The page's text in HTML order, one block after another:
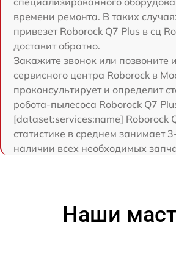
времени ремонта. В таких
привезет Roborock Q7 Plus в сц
доставит обратно.
Закажите звонок или позвоните
сервисного центра Roborock в
проконсультирует и определит
робота-пылесоса Roborock Q7
[dataset:services:name] Roborock
статистике в среднем занимает
наличии всех необходимых
Наши